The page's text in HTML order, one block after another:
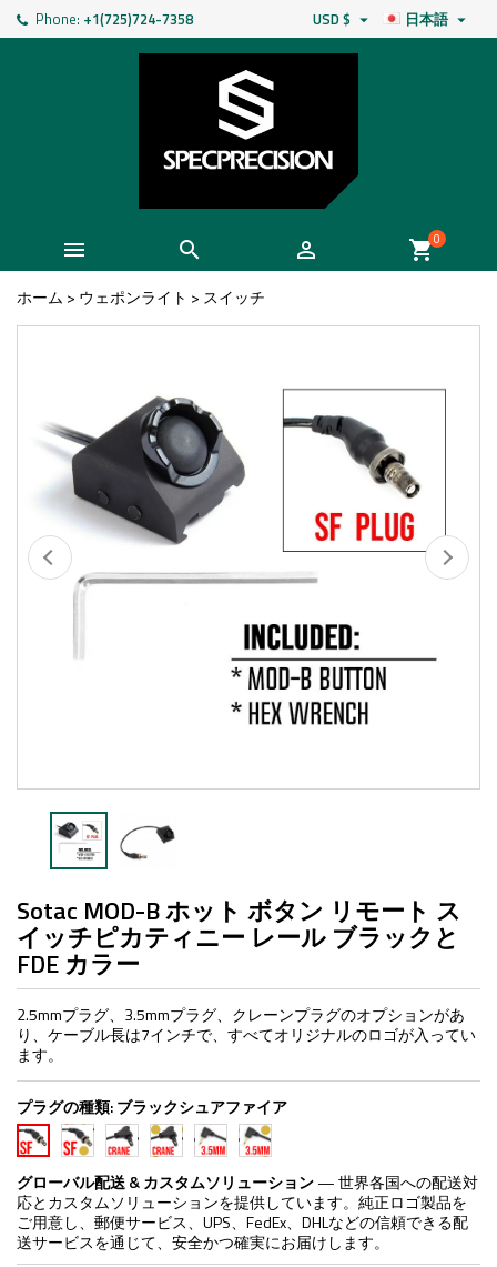
Phone: +1(725)724-7358 日本語 
USD $ 
   shopping_cart0
ホーム > ウェポンライト > スイッチ
Sotac MOD-B ホット ボタン リモート ス
イッチピカティニー レール ブラックと
FDE カラー
2.5mmプラグ、3.5mmプラグ、クレーンプラグのオプションがあ
り、ケーブル長は7インチで、すべてオリジナルのロゴが入ってい
ます。
プラグの種類:ブラックシュアファイア
ブ
ラ
ッ
ク
シ
ュ
ア
FDE
シ
ュ
ア
フ
ァ
イ
ブ
ラ
ッ
ク
ク
レ
ー
FDE
ク
レ
ー
ン
ブ
ラ
ッ
ク
3.5mm
FDE
3.5mm
グローバル配送 & カスタムソリューション— 世界各国への配送対
応とカスタムソリューションを提供しています。純正ロゴ製品を
ご用意し、郵便サービス、UPS、FedEx、DHLなどの信頼できる配
送サービスを通じて、安全かつ確実にお届けします。